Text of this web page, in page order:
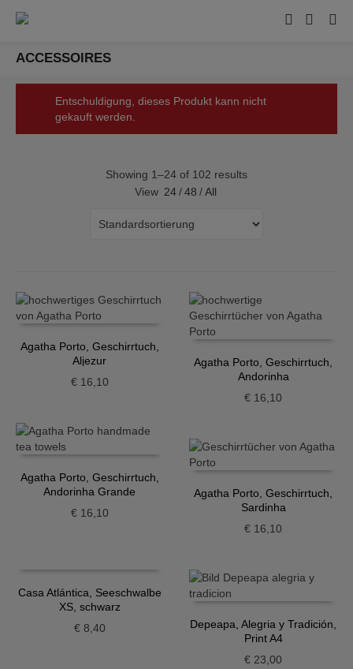
ACCESSOIRES
Entschuldigung, dieses Produkt kann nicht
gekauft werden.
Showing 1–24 of 102 results
View 24 / 48 / All
Agatha Porto, Geschirrtuch,
Aljezur
€16,10
Agatha Porto, Geschirrtuch,
Andorinha
€ 16,10
Agatha Porto, Geschirrtuch,
Andorinha Grande
€16,10
Agatha Porto, Geschirrtuch,
Sardinha
€ 16,10
Casa Atlántica, Seeschwalbe
XS, schwarz
€8,40
Depeapa, Alegria y Tradición,
Print A4
€ 23,00